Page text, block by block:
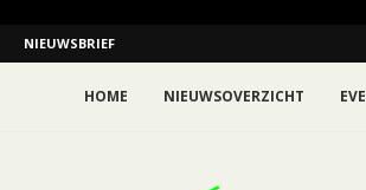
NIEUWSBRIEF
HOME NIEUWSOVERZICHT